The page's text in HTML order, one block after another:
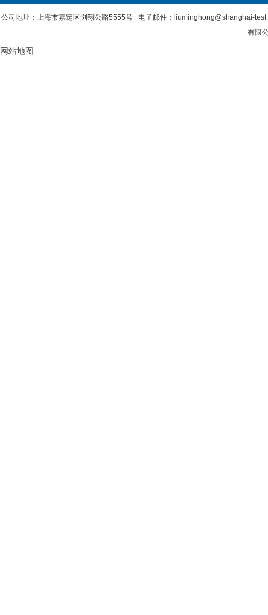
公司地址：上海市嘉定区浏翔公路5555号 电子邮件：liuminghong@shanghai-
有限公
网站地图